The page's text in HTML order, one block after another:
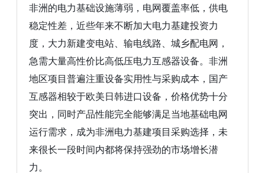
非洲的电力基础设施薄弱，电网覆盖率低，供电
稳定性差，近些年来不断加大电力基建投资力
度，大力新建变电站、输电线路、城乡配电网，
急需大量高性价比高低压电力互感器设备。非洲
地区项目普遍注重设备实用性与采购成本，国产
互感器相较于欧美日韩进口设备，价格优势十分
突出，同时产品性能完全能够满足当地基础电网
运行需求，成为非洲电力基建项目采购选择，未
来很长一段时间内都将保持强劲的市场增长潜
力。